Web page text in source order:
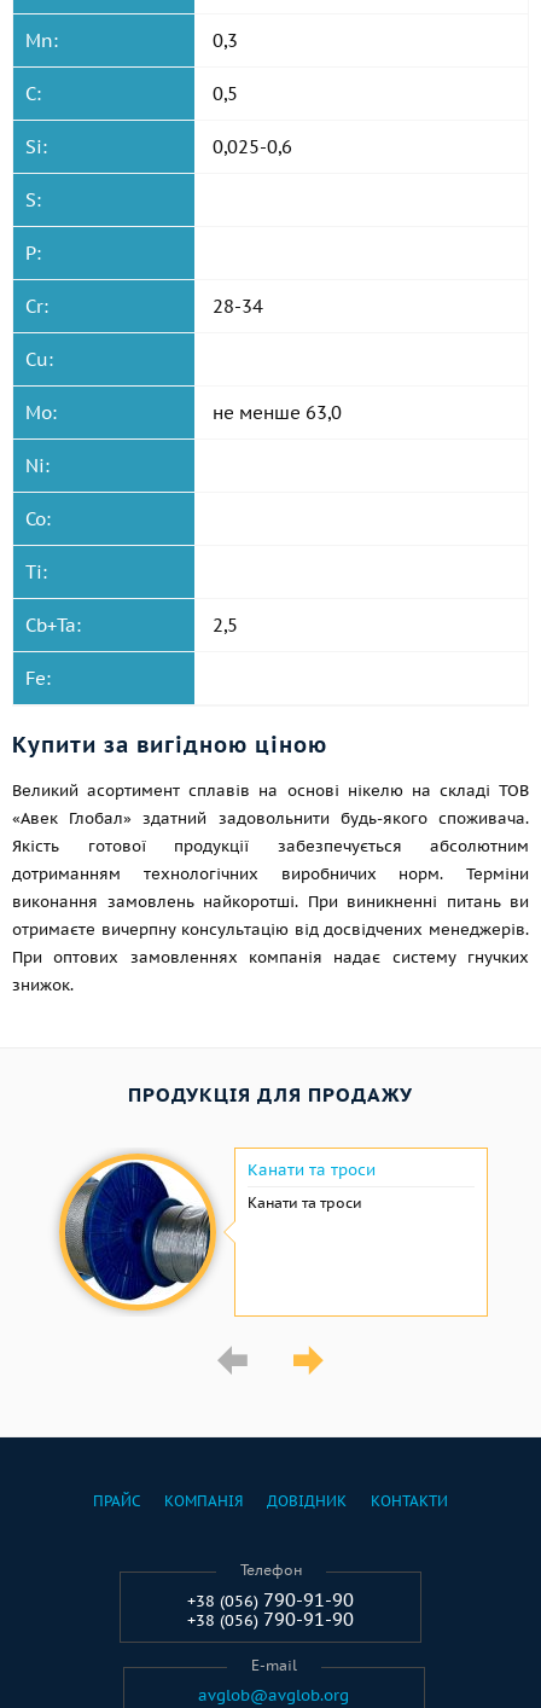
Mn: 0,3
C: 0,5
Si: 0,025-0,6
S:
P:
Cr: 28-34
Cu:
Mo: не менше 63,0
Ni:
Co:
Ti:
Cb+Ta: 2,5
Fe:
Купити за вигідною ціною
Великий асортимент сплавів на основі нікелю на складі ТОВ
«Авек Глобал» здатний задовольнити будь-якого споживача.
Якість готової продукції забезпечується абсолютним
дотриманням технологічних виробничих норм. Терміни
виконання замовлень найкоротші. При виникненні питань ви
отримаєте вичерпну консультацію від досвідчених менеджерів.
При оптових замовленнях компанія надає систему гнучких
знижок.
ПРОДУКЦІЯ ДЛЯ ПРОДАЖУ
Канати та троси
Канати та троси
ПРАЙС КОМПАНІЯ ДОВІДНИК КОНТАКТИ
Телефон
+38 (056) 790-91-90
+38 (056) 790-91-90
E-mail
avglob@avglob.org